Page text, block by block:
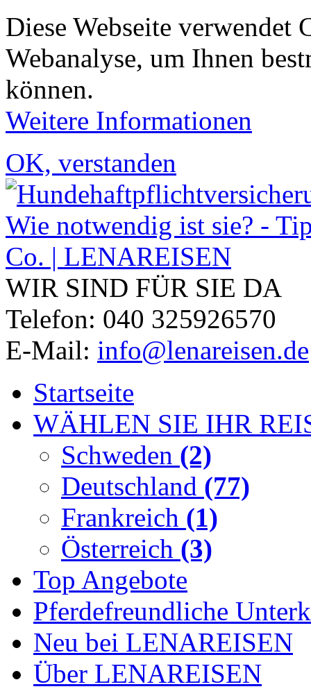
Diese Webseite verwendet
Webanalyse, um Ihnen
können.
Weitere Informationen
OK, verstanden
WIR SIND FÜR SIE DA
Telefon: 040 325926570
E-Mail: info@lenareisen.de
Startseite
WÄHLEN SIE IHR
Schweden (2)
Deutschland (77)
Frankreich (1)
Österreich (3)
Top Angebote
Pferdefreundliche
Neu bei LENAREISEN
Über LENAREISEN